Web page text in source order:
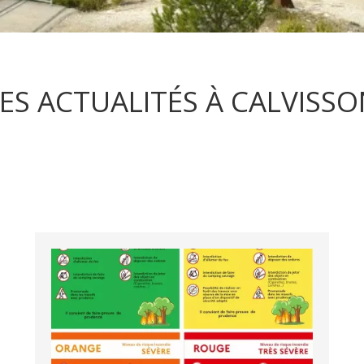
ACTUALITÉS À